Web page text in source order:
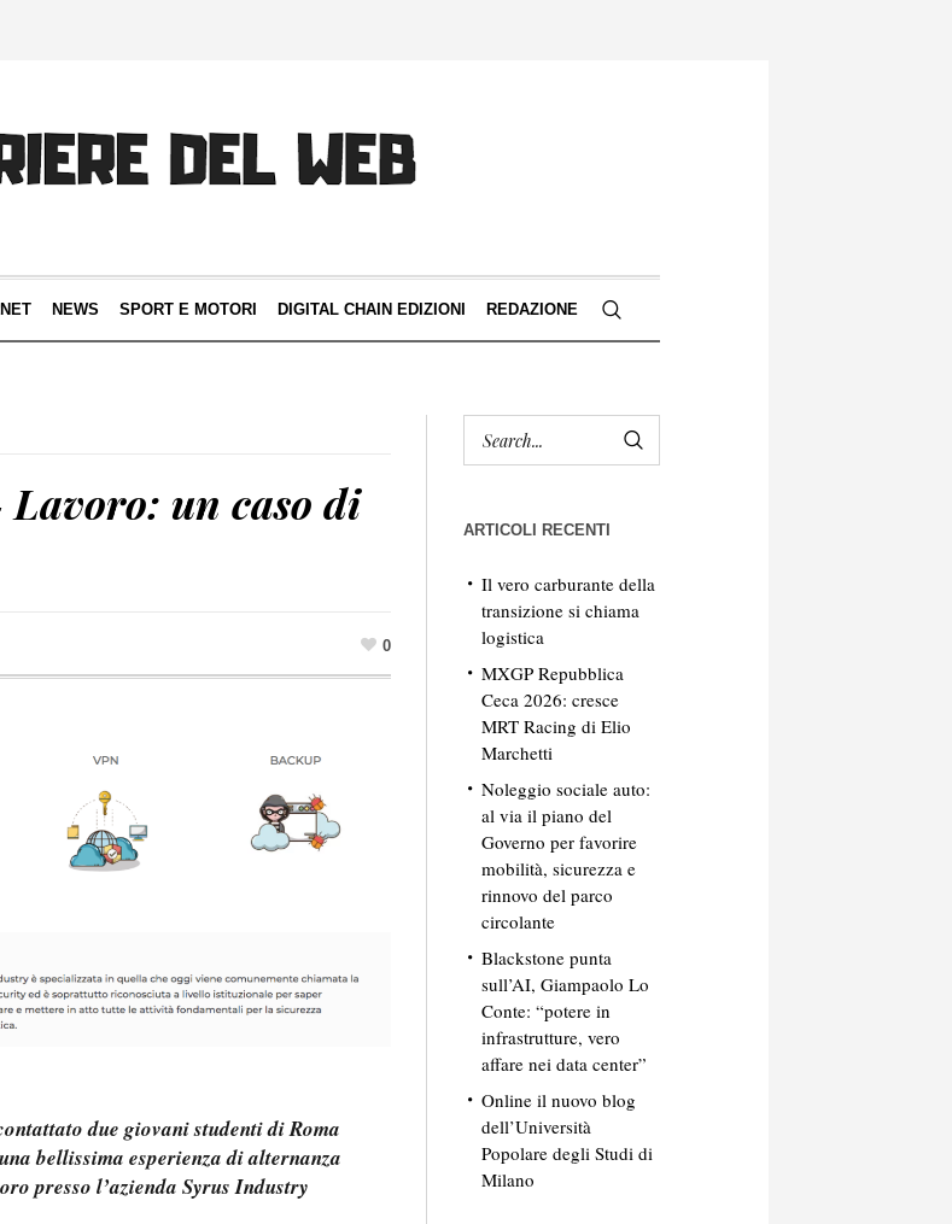
NEWS SPORT E MOTORI DIGITAL CHAIN EDIZIONI REDAZIONE
un caso di
0
due giovani studenti di Roma
bellissima esperienza di alternanza
presso l’azienda Syrus Industry
ARTICOLI RECENTI
Il vero carburante della
transizione si chiama
logistica
MXGP Repubblica
Ceca 2026: cresce
MRT Racing di Elio
Marchetti
Noleggio sociale auto:
al via il piano del
Governo per favorire
mobilità, sicurezza e
rinnovo del parco
circolante
Blackstone punta
sull’AI, Giampaolo Lo
Conte: “potere in
infrastrutture, vero
affare nei data center”
Online il nuovo blog
dell’Università
Popolare degli Studi di
Milano